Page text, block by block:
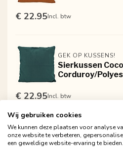
€ 22.95Incl. btw
GEK OP KUSSENS!
Sierkussen
Corduroy/
€ 22.95Incl. btw
Wij gebruiken cookies
We kunnen deze plaatsen voor analyse
onze website te verbeteren,
een geweldige website-ervaring te